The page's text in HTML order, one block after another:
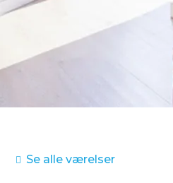
Se alle værelser